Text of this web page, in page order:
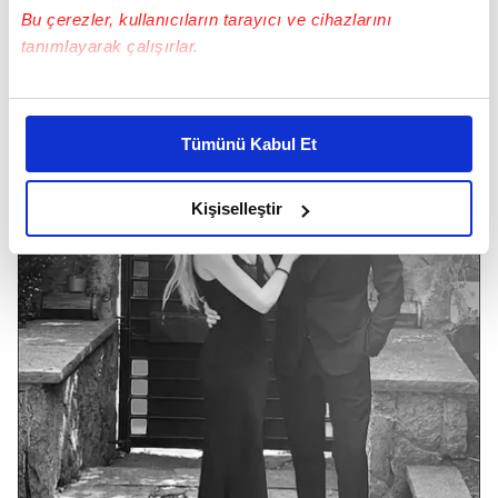
Bu çerezler, kullanıcıların tarayıcı ve cihazlarını
tanımlayarak çalışırlar.
Bu çerezlere izin vermeniz halinde sizlere özel
daha iyi reklam deneyimi yaşatabiliriz. Bunu yaparken
amacımızın size daha iyi bir reklam deneyimi sunmak
olduğunu ve sizlere en iyi içerikleri sunabilmek adına
elimizden gelen çabayı gösterdiğimizi ve bu noktada,
reklamların maliyetlerimizi karşılamak noktasında tek gelir
kalemimiz olduğunu sizlere hatırlatmak isteriz.
Her halükârda, kullanıcılar, bu çerezlere izin vermedikleri
takdirde, kullanıcılara hedefli reklamlar
gösterilmeyecektir."
Sizlere daha iyi bir hizmet sunabilmek için İnternet
Sitemizde kendimize ve üçüncü kişilere ait çerezler
Tümünü Kabul Et
Kişiselleştir